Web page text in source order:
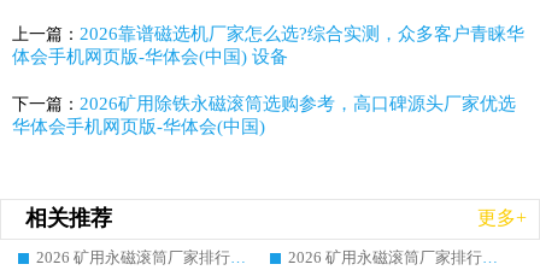
上一篇： 2026靠谱磁选机厂家怎么选?综合实测，众多客户青睐华
体会手机网页版-华体会(中国) 设备
下一篇： 2026矿用除铁永磁滚筒选购参考，高口碑源头厂家优选
华体会手机网页版-华体会(中国)
相关推荐 更多+
2026 矿用永磁滚筒厂家排行榜选购干货指南 行业口碑标杆华体会手机网页版-华体会(中国) 实力出众
2026 矿用永磁滚筒厂家排行榜选购指南，行业口碑领域强者华体会手机网页版-华体会(中国)